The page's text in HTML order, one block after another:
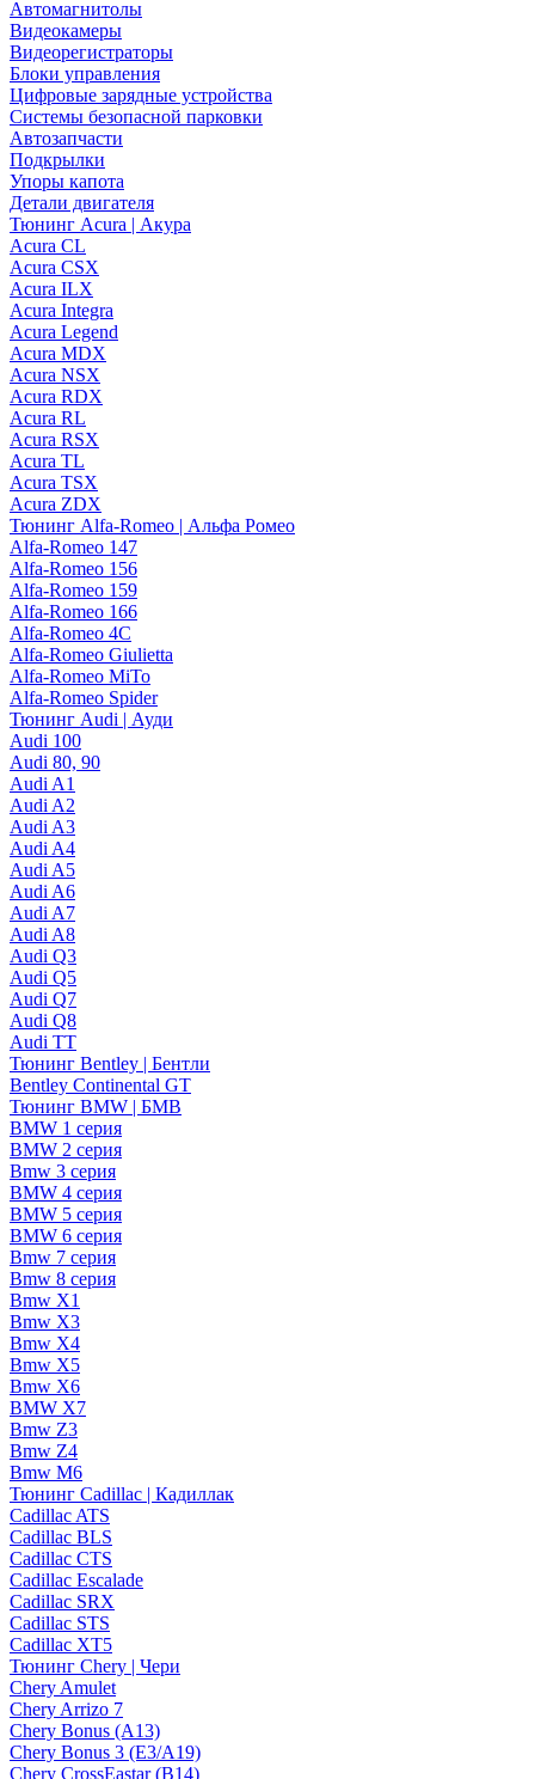
Автомагнитолы
Видеокамеры
Видеорегистраторы
Блоки управления
Цифровые зарядные устройства
Системы безопасной парковки
Автозапчасти
Подкрылки
Упоры капота
Детали двигателя
Тюнинг Acura | Акура
Acura CL
Acura CSX
Acura ILX
Acura Integra
Acura Legend
Acura MDX
Acura NSX
Acura RDX
Acura RL
Acura RSX
Acura TL
Acura TSX
Acura ZDX
Тюнинг Alfa-Romeo | Альфа Ромео
Alfa-Romeo 147
Alfa-Romeo 156
Alfa-Romeo 159
Alfa-Romeo 166
Alfa-Romeo 4C
Alfa-Romeo Giulietta
Alfa-Romeo MiTo
Alfa-Romeo Spider
Тюнинг Audi | Ауди
Audi 100
Audi 80, 90
Audi A1
Audi A2
Audi A3
Audi A4
Audi A5
Audi A6
Audi A7
Audi A8
Audi Q3
Audi Q5
Audi Q7
Audi Q8
Audi TT
Тюнинг Bentley | Бентли
Bentley Continental GT
Тюнинг BMW | БМВ
BMW 1 серия
BMW 2 серия
Bmw 3 серия
BMW 4 серия
BMW 5 серия
BMW 6 серия
Bmw 7 серия
Bmw 8 серия
Bmw X1
Bmw X3
Bmw X4
Bmw X5
Bmw X6
BMW X7
Bmw Z3
Bmw Z4
Bmw М6
Тюнинг Cadillac | Кадиллак
Cadillac ATS
Cadillac BLS
Cadillac CTS
Cadillac Escalade
Cadillac SRX
Cadillac STS
Cadillac XT5
Тюнинг Chery | Чери
Chery Amulet
Chery Arrizo 7
Chery Bonus (A13)
Chery Bonus 3 (E3/A19)
Chery CrossEastar (B14)